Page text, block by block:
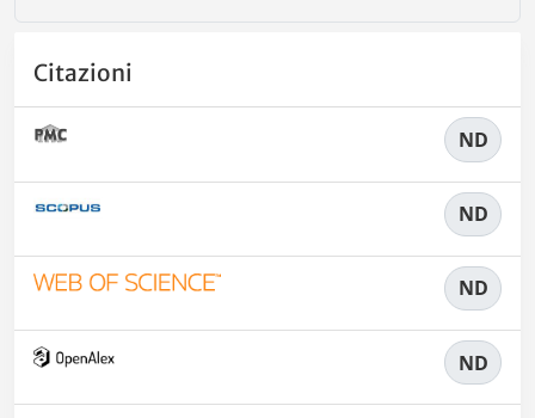
Citazioni
ND
ND
ND
ND